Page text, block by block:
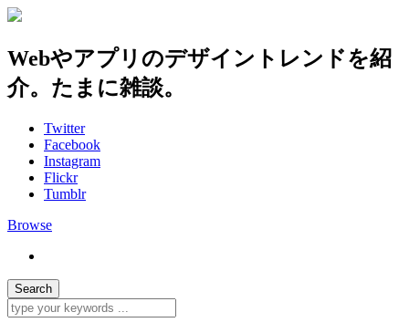
Webやアプリのデザイントレンドを紹
介。たまに雑談。
Twitter
Facebook
Instagram
Flickr
Tumblr
Browse